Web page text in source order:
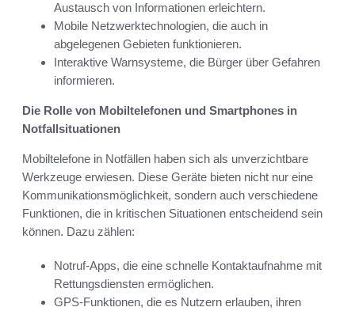
Austausch von Informationen erleichtern.
Mobile Netzwerktechnologien, die auch in
abgelegenen Gebieten funktionieren.
Interaktive Warnsysteme, die Bürger über Gefahren
informieren.
Die Rolle von Mobiltelefonen und Smartphones in
Notfallsituationen
Mobiltelefone in Notfällen haben sich als unverzichtbare
Werkzeuge erwiesen. Diese Geräte bieten nicht nur eine
Kommunikationsmöglichkeit, sondern auch verschiedene
Funktionen, die in kritischen Situationen entscheidend sein
können. Dazu zählen:
Notruf-Apps, die eine schnelle Kontaktaufnahme mit
Rettungsdiensten ermöglichen.
GPS-Funktionen, die es Nutzern erlauben, ihren